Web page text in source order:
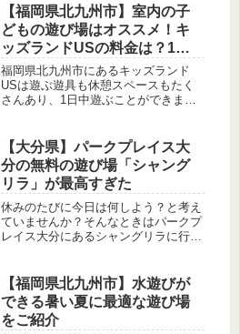
きませんでした。でもどうにかして入
りたいという思いで、予約なしでポケ
モン...
【福岡県北九州市】室内の子
どもの遊び場はオススメ！キ
ッズランドUSの料金は？1日
中遊べる？
福岡県北九州市にあるキッズランド
USは遊ぶ遊具も休憩スペースもたく
さんあり、1日中遊ぶことができま
【大分県】パークプレイス大
分の無料の遊び場「シャング
リラ」が最高すぎた
休みのたびに今日は何しよう？と考え
ていませんか？そんなときはパークプ
レイス大分にあるシャングリラに行っ
【福岡県北九州市】水遊びが
できる暑い夏に最適な遊び場
をご紹介